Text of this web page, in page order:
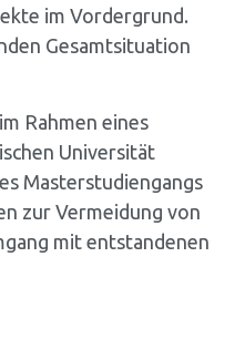
im Vordergrund.
Gesamtsituation
Rahmen eines
Universität
Masterstudiengangs
zur Vermeidung von
mit entstandenen